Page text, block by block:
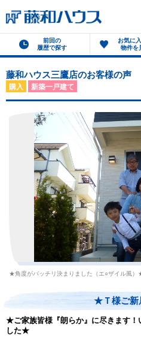
前回の
履歴で探す
お気に
物件を
藤和ハウス三鷹店のお客様の声
購入 新築一戸建て
★角度がバッチリ決まりました（エ○ザイル風）
★Ｔ様ご
★ご家族皆様『朗らか』に尽きます！
した★